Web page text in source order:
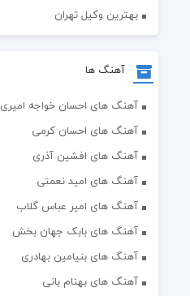
بهترین وکیل تهران
آهنگ ها
آهنگ های احسان خواجه امیری
آهنگ های احسان کرمی
آهنگ های افشین آذری
آهنگ های امید نعمتی
آهنگ های امیر عباس گلاب
آهنگ های بابک جهان بخش
آهنگ های بنیامین بهادری
آهنگ های بهنام بانی